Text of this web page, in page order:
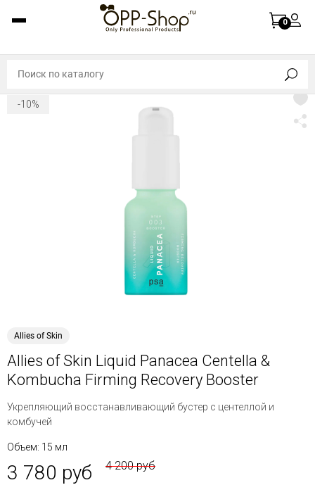
0
-10%
Allies of Skin
Allies of Skin Liquid Panacea Centella &
Kombucha Firming Recovery Booster
Укрепляющий восстанавливающий бустер с центеллой и
комбучей
Объем: 15 мл
3 780 руб 4 200 руб